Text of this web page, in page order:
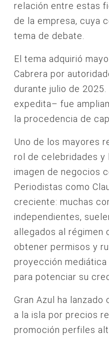
relación entre estas
de la empresa, cuya
tema de debate.
El tema adquirió
Cabrera por
durante julio de
expedita– fue
la procedencia de
Uno de los mayores
rol de celebridades y
imagen de negocios
Periodistas como
creciente: muchas
independientes,
allegados al régimen
obtener permisos y
proyección mediática
para potenciar su
Gran Azul ha lanzado
a la isla por precios
promoción perfiles